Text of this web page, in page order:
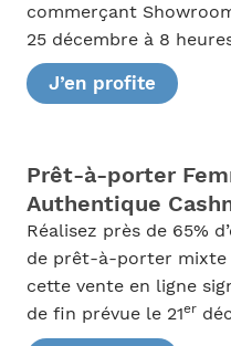
commerçant
25 décembre à 8
J’en profite
Prêt-à-porter
Authentique
Réalisez près de 65%
de prêt-à-porter mixte
cette vente en ligne
de fin prévue le 21er